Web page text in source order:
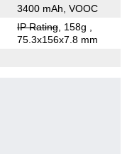
3400 mAh, VOOC
IP Rating, 158g
75.3x156x7.8 mm